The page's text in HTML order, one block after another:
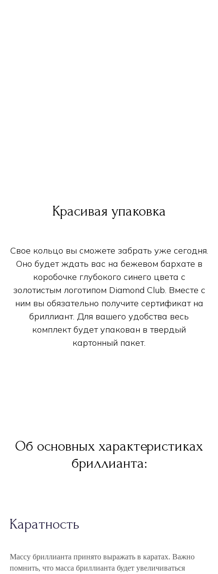
Красивая упаковка
Свое кольцо вы сможете забрать уже сегодня.
Оно будет ждать вас на бежевом бархате в
коробочке глубокого синего цвета с
золотистым логотипом Diamond Club. Вместе с
ним вы обязательно получите сертификат на
бриллиант. Для вашего удобства весь
комплект будет упакован в твердый
картонный пакет.
Об основных характеристиках
бриллианта:
Каратность